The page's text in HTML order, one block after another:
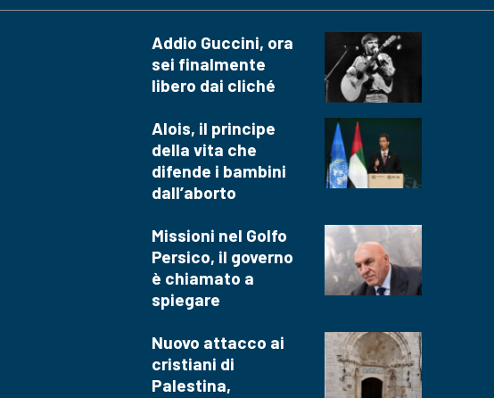
Addio Guccini, ora
sei finalmente
libero dai cliché
Alois, il principe
della vita che
difende i bambini
dall’aborto
Missioni nel Golfo
Persico, il governo
è chiamato a
spiegare
Nuovo attacco ai
cristiani di
Palestina,